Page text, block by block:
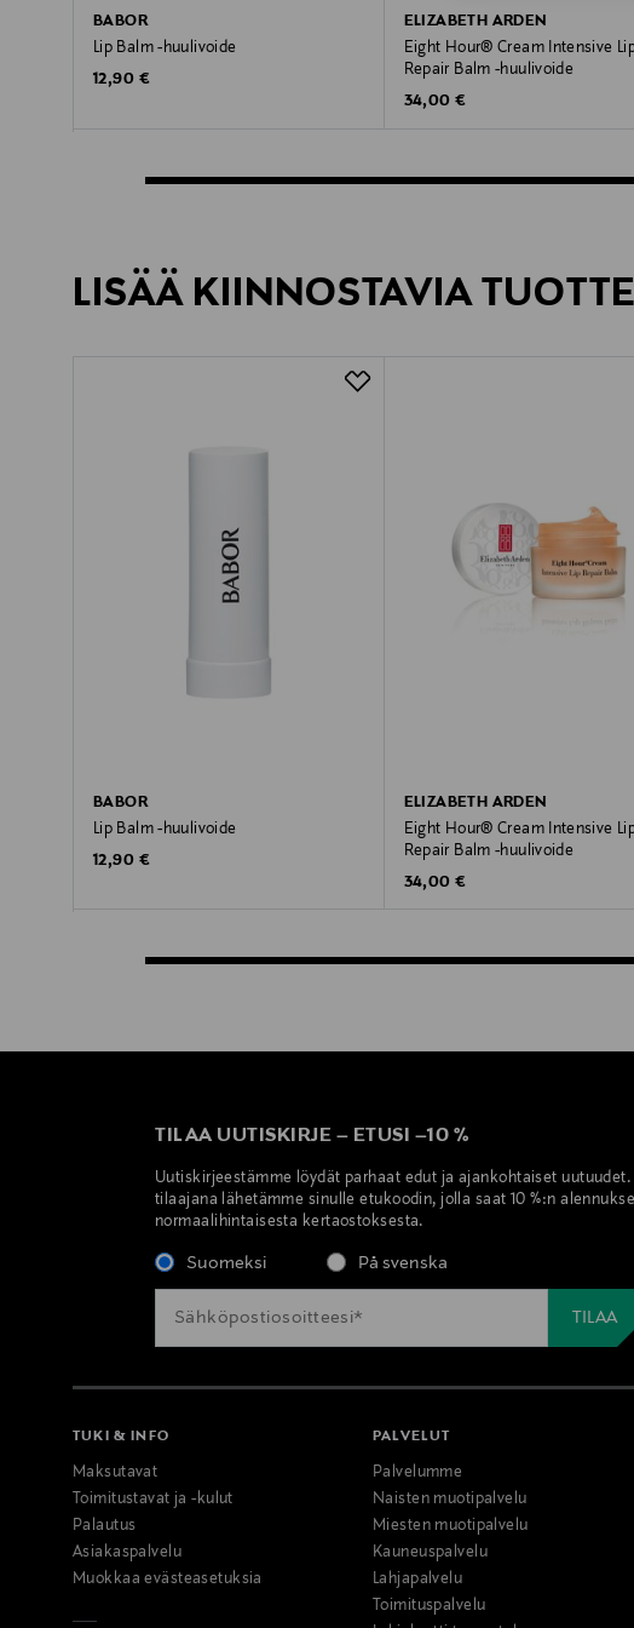
BABOR
Lip Balm -huulivoide
Original Price
12,90 €
ELIZABETH ARDEN
Eight Hour® Cream Intensive
Repair Balm -huulivoide
Original Price
34,00 €
LISÄÄ KIINNOSTAVIA
BABOR
Lip Balm -huulivoide
Original Price
12,90 €
ELIZABETH ARDEN
Eight Hour® Cream Intensive
Repair Balm -huulivoide
Original Price
34,00 €
TILAA UUTISKIRJE – ETUSI –10 %
Uutiskirjeestämme löydät parhaat edut ja ajankohtaiset uutuudet.
tilaajana lähetämme sinulle etukoodin, jolla saat 10 %:n
normaalihintaisesta kertaostoksesta.
Suomeksi På svenska
TUKI & INFO
Maksutavat
Toimitustavat ja -kulut
Palautus
Asiakaspalvelu
Muokkaa evästeasetuksia
PALVELUT
Palvelumme
Naisten muotipalvelu
Miesten muotipalvelu
Kauneuspalvelu
Lahjapalvelu
Toimituspalvelu